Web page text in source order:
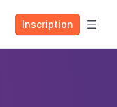
Inscription 